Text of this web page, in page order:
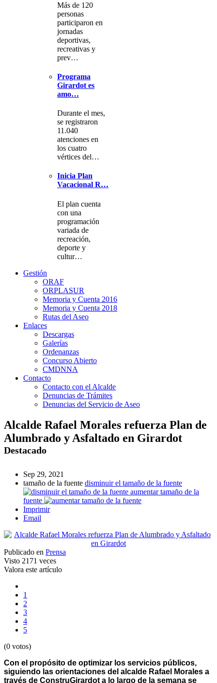
Más de 120
personas
participaron en
jornadas
deportivas,
recreativas y
prev…
Programa
Girardot es
amo…
Durante el mes,
se registraron
11.040
atenciones en
los cuatro
vértices del…
Inicia Plan
Vacacional R…
El plan cuenta
con una
programación
variada de
recreación,
deporte y
cultur…
Gestión
ORAF
ORPLASUR
Memoria y Cuenta 2016
Memoria y Cuenta 2018
Rutas del Aseo
Enlaces
Descargas
Galerías
Ordenanzas
Concurso Abierto
CMDNNA
Contacto
Contacto con el Alcalde
Denuncias de Trámites
Denuncias del Servicio de Aseo
Alcalde Rafael Morales refuerza Plan de
Alumbrado y Asfaltado en Girardot
Destacado
Sep 29, 2021
tamaño de la fuente disminuir el tamaño de la fuente
aumentar tamaño de la
fuente
Imprimir
Email
Publicado en Prensa
Visto 2171 veces
Valora este artículo
1
2
3
4
5
(0 votos)
Con el propósito de optimizar los servicios públicos,
siguiendo las orientaciones del alcalde Rafael Morales a
través de ConstruGirardot a lo largo de la semana se